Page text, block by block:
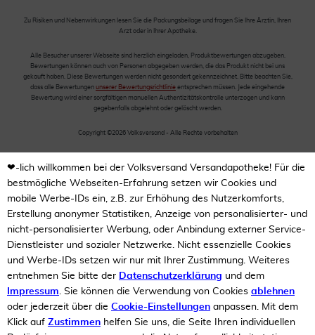
Zu Risiken und Nebenwirkungen lesen Sie die Packungsbeilage und fragen Sie Ihre Ärztin, Ihren
Arzt oder in Ihrer Apotheke.
Alle Besucher unserer Webseite sind herzlich eingeladen, Produktbewertungen abzugeben.
Bewertungen können auch von Personen abgegeben werden, die das Produkt nicht bei uns
gekauft haben. Diese Bewertungen werden nicht gesondert gekennzeichnet. Bitte beachten Sie,
dass alle Bewertungen unserer Bewertungsrichtlinie entsprechen müssen. Jede eingehende
Bewertung wird einer sorgfältigen manuellen Authentizitätskontrolle unterzogen und kann
gegebenfalls abgelehnt oder gelöscht werden.
Copyright ©2026 Volksversand - Alle Rechte vorbehalten
❤-lich willkommen bei der Volksversand Versandapotheke! Für die
bestmögliche Webseiten-Erfahrung setzen wir Cookies und
mobile Werbe-IDs ein, z.B. zur Erhöhung des Nutzerkomforts,
Erstellung anonymer Statistiken, Anzeige von personalisierter- und
nicht-personalisierter Werbung, oder Anbindung externer Service-
Dienstleister und sozialer Netzwerke. Nicht essenzielle Cookies
und Werbe-IDs setzen wir nur mit Ihrer Zustimmung. Weiteres
entnehmen Sie bitte der Datenschutzerklärung und dem
Impressum. Sie können die Verwendung von Cookies ablehnen
oder jederzeit über die Cookie-Einstellungen anpassen. Mit dem
Klick auf Zustimmen helfen Sie uns, die Seite Ihren individuellen